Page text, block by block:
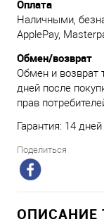
Оплата
Наличными,
ApplePay,
Обмен/возврат
Обмен и возврат
дней после
прав
Гарантия: 14 дней
Поделиться
ОПИСАНИЕ